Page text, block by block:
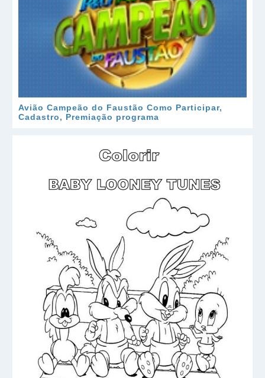
Avião Campeão do Faustão Como Participar,
Cadastro, Premiação programa